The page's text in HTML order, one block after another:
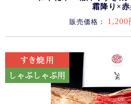
霜降り×赤
販売価格： 1,200